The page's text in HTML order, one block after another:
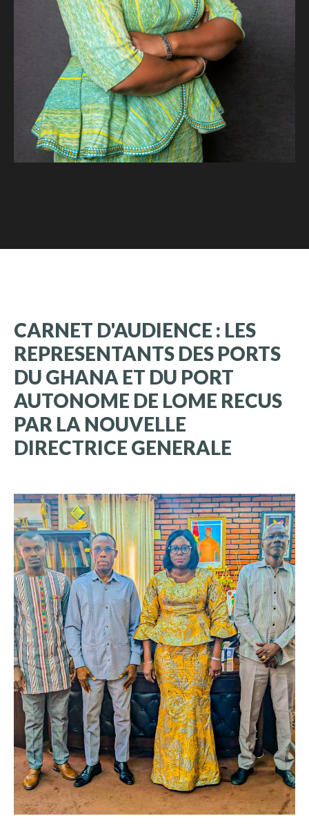
CARNET D'AUDIENCE : LES
REPRESENTANTS DES PORTS
DU GHANA ET DU PORT
AUTONOME DE LOME RECUS
PAR LA NOUVELLE
DIRECTRICE GENERALE